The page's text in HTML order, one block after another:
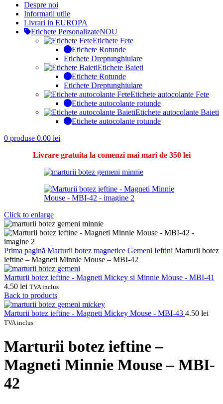
Despre noi
Informatii utile
Livrari in EUROPA
Etichete PersonalizateNOU
Etichete Fete
Etichete Rotunde
Etichete Dreptunghiulare
Etichete Baieti
Etichete Rotunde
Etichete Dreptunghiulare
Etichete autocolante Fete
Etichete autocolante rotunde
Etichete autocolante Baieti
Etichete autocolante rotunde
0 produse 0.00 lei
Livrare gratuita la comenzi mai mari de 350 lei
Click to enlarge
Prima pagină Marturii botez magnetice Gemeni Ieftini Marturii botez
ieftine – Magneti Minnie Mouse – MBI-42
Marturii botez ieftine - Magneti Mickey si Minnie Mouse - MBI-41
4.50 lei TVA inclus
Back to products
Marturii botez ieftine - Magneti Mickey Mouse - MBI-43 4.50 lei
TVA inclus
Marturii botez ieftine –
Magneti Minnie Mouse – MBI-
42